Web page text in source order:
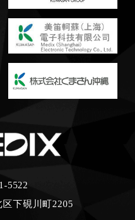
5522
下硯川町2205